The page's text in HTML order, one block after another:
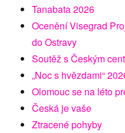
Tanabata 2026
Ocenění Visegrad
do Ostravy
Soutěž s Českým
„Noc s hvězdami“
Olomouc se na léto
Česká je vaše
Ztracené pohyby